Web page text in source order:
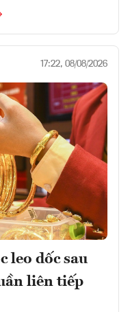
17:22, 08/08/2026
leo dốc sau
liên tiếp